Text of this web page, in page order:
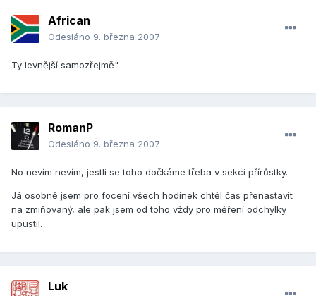
African
Odesláno 9. března 2007
Ty levnější samozřejmě"
RomanP
Odesláno 9. března 2007
No nevím nevím, jestli se toho dočkáme třeba v sekci přírůstky.
Já osobně jsem pro focení všech hodinek chtěl čas přenastavit
na zmiňovaný, ale pak jsem od toho vždy pro měření odchylky
upustil.
Luk